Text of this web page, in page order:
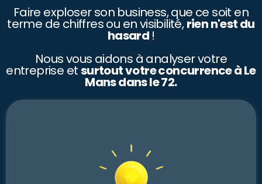
Faire exploser son business, que ce soit en
terme de chiffres ou en visibilité,rien n'est du
hasard !
Nous vous aidons à analyser votre
entreprise etsurtout votre concurrence à Le
Mans dans le 72.